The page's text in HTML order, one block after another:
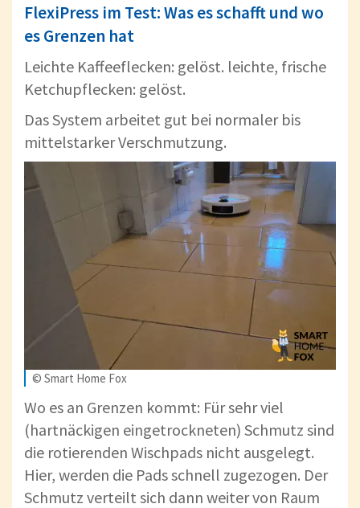
FlexiPress im Test: Was es schafft und wo
es Grenzen hat
Leichte Kaffeeflecken: gelöst. leichte, frische
Ketchupflecken: gelöst.
Das System arbeitet gut bei normaler bis
mittelstarker Verschmutzung.
© Smart Home Fox
Wo es an Grenzen kommt: Für sehr viel
(hartnäckigen eingetrockneten) Schmutz sind
die rotierenden Wischpads nicht ausgelegt.
Hier, werden die Pads schnell zugezogen. Der
Schmutz verteilt sich dann weiter von Raum